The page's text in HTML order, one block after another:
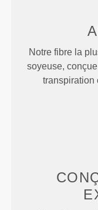
Notre fibre la
soyeuse,
transpiration